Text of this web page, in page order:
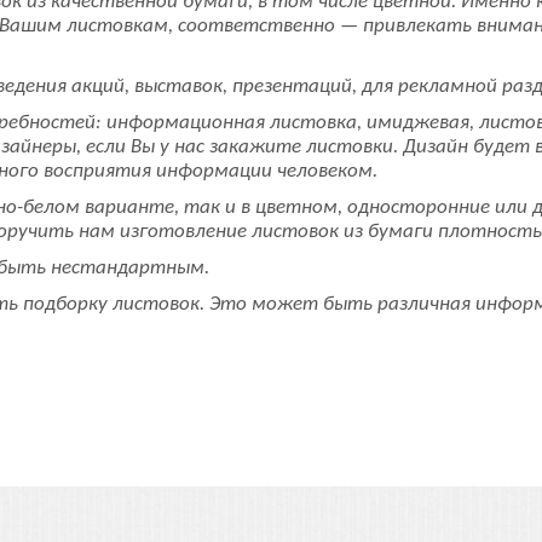
листовкам, соответственно — привлекать
акций, выставок, презентаций, для рекламной
информационная листовка, имиджевая,
если Вы у нас закажите листовки. Дизайн будет
восприятия информации человеком.
белом варианте, так и в цветном, односторонние или
нам изготовление листовок из бумаги
нестандартным.
подборку листовок. Это может быть различная